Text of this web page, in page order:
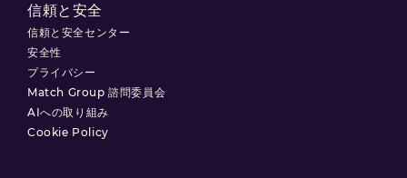
信頼と安全
信頼と安全センター
安全性
プライバシー
Match Group 諮問委員会
AIへの取り組み
Cookie Policy